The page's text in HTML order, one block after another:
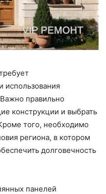
использования
правильно
конструкции и выбрать
того, необходимо
региона, в котором
долговечность
панелей